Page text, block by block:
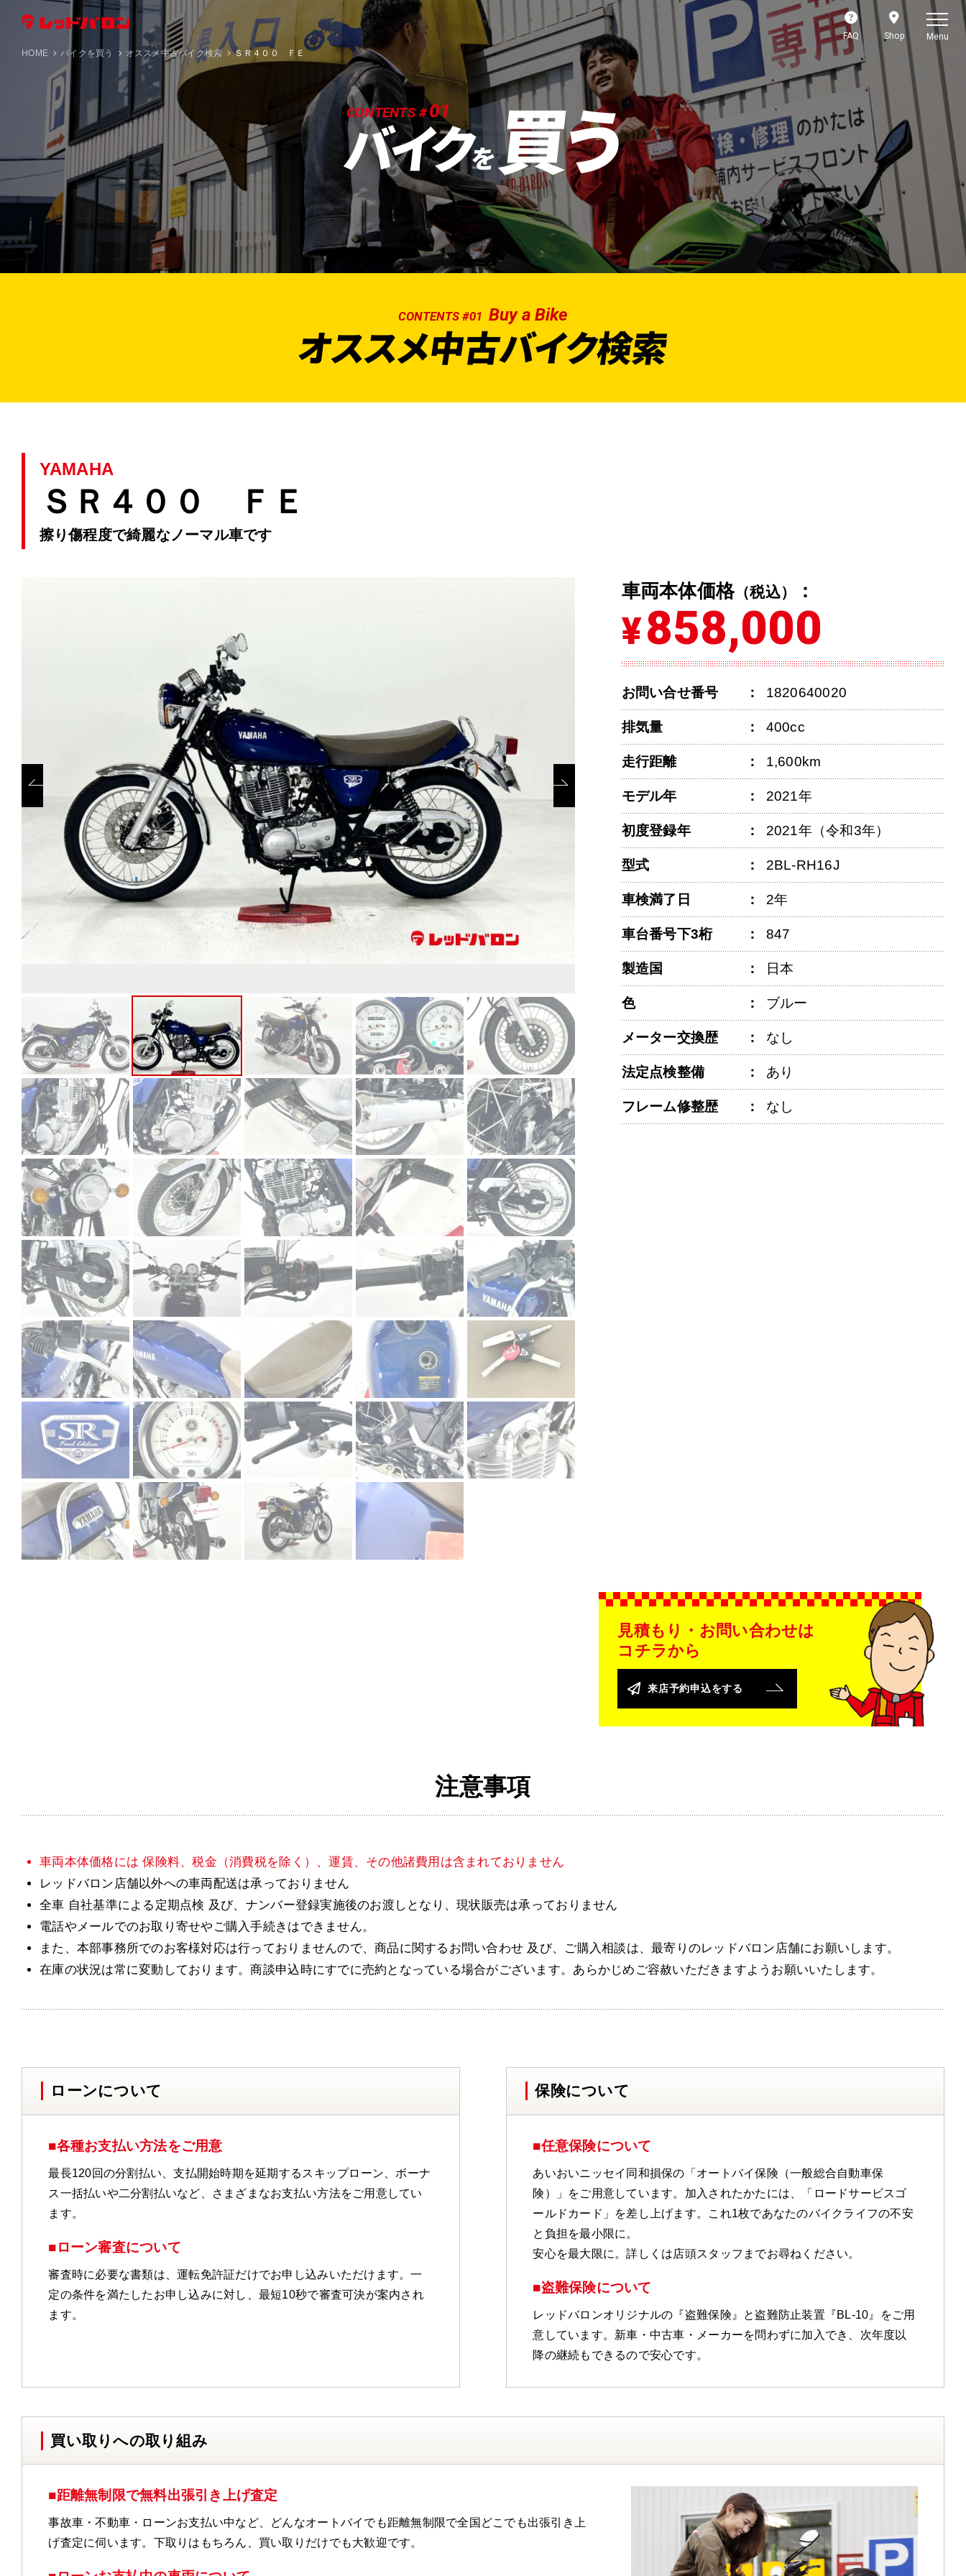
FAQ Shop Menu
CONTENTS #01
バイクを買う
HOME バイクを買う オススメ中古バイク検索 ＳＲ４００ ＦＥ
CONTENTS #01 Buy a Bike
オススメ中古バイク検索
YAMAHA
ＳＲ４００ ＦＥ
擦り傷程度で綺麗なノーマル車です
車両本体価格（税込） ：
¥858,000
お問い合せ番号 1820640020
排気量 400cc
走行距離 1,600km
モデル年 2021年
初度登録年 2021年（令和3年）
型式 2BL-RH16J
車検満了日 2年
車台番号下3桁 847
製造国 日本
色 ブルー
メーター交換歴 なし
法定点検整備 あり
フレーム修整歴 なし
見積もり・お問い合わせは
コチラから
来店予約申込をする
注意事項
車両本体価格には 保険料、税金（消費税を除く）、運賃、その他諸費用は含まれておりません
レッドバロン店舗以外への車両配送は承っておりません
全車 自社基準による定期点検 及び、ナンバー登録実施後のお渡しとなり、現状販売は承っておりません
電話やメールでのお取り寄せやご購入手続きはできません。
また、本部事務所でのお客様対応は行っておりませんので、商品に関するお問い合わせ 及び、ご購入相談は、最寄りのレッドバロン店舗にお願いします。
在庫の状況は常に変動しております。商談申込時にすでに売約となっている場合がございます。あらかじめご容赦いただきますようお願いいたします。
ローンについて
■各種お支払い方法をご用意
最長120回の分割払い、支払開始時期を延期するスキップローン、ボーナ
ス一括払いや二分割払いなど、さまざまなお支払い方法をご用意してい
ます。
■ローン審査について
審査時に必要な書類は、運転免許証だけでお申し込みいただけます。一
定の条件を満たしたお申し込みに対し、最短10秒で審査可決が案内され
ます。
保険について
■任意保険について
あいおいニッセイ同和損保の「オートバイ保険（一般総合自動車保
険）」をご用意しています。加入されたかたには、「ロードサービスゴ
ールドカード」を差し上げます。これ1枚であなたのバイクライフの不安
と負担を最小限に。
安心を最大限に。詳しくは店頭スタッフまでお尋ねください。
■盗難保険について
レッドバロンオリジナルの『盗難保険』と盗難防止装置『BL-10』をご用
意しています。新車・中古車・メーカーを問わずに加入でき、次年度以
降の継続もできるので安心です。
買い取りへの取り組み
■距離無制限で無料出張引き上げ査定
事故車・不動車・ローンお支払い中など、どんなオートバイでも距離無制限で全国どこでも出張引き上
げ査定に伺います。下取りはもちろん、買い取りだけでも大歓迎です。